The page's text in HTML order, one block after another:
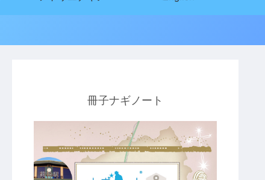
冊子ナギノート